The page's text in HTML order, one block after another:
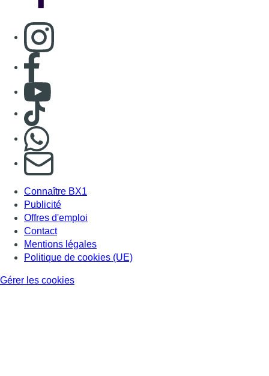
Consulter page Instagram
Consulter page Facebook
Consulter Youtube
Consulter TikTok
S'abonner à notre newsletter
Connaître BX1
Publicité
Offres d'emploi
Contact
Mentions légales
Politique de cookies (UE)
Gérer les cookies